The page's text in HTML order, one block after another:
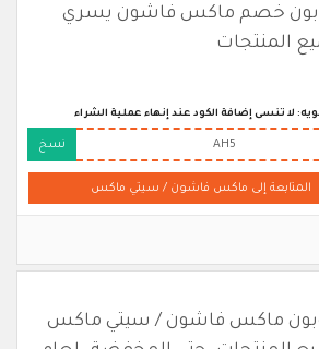
كوبون خصم ماكس فاشون يسري
المنتجات
لا تنسى إضافة الكود عند إنهاء عملية الشراء
AH5 نسخ
المتابعة إلى ماكس فاشون / سيتي ماكس
كوبون ماكس فاشون / سيتي ماكس